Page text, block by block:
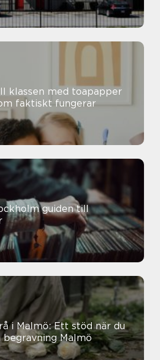
klassen med toapapper
faktiskt fungerar
guiden till
i Malmö: Ett stöd när du
begravning Malmö